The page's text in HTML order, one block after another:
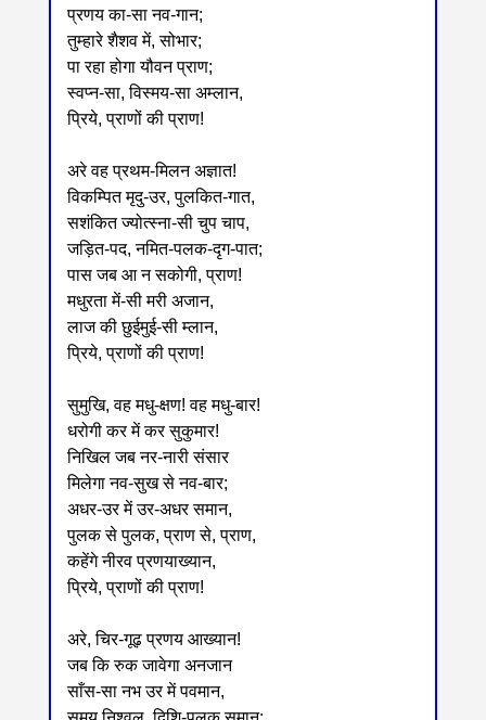
प्रणय का-सा नव-गान;
तुम्हारे शैशव में, सोभार;
पा रहा होगा यौवन प्राण;
स्वप्न-सा, विस्मय-सा अम्लान,
प्रिये, प्राणों की प्राण!
अरे वह प्रथम-मिलन अज्ञात!
विकम्पित मृदु-उर, पुलकित-गात,
सशंकित ज्योत्स्ना-सी चुप चाप,
जड़ित-पद, नमित-पलक-दृग-पात;
पास जब आ न सकोगी, प्राण!
मधुरता में-सी मरी अजान,
लाज की छुईमुई-सी म्लान,
प्रिये, प्राणों की प्राण!
सुमुखि, वह मधु-क्षण! वह मधु-बार!
धरोगी कर में कर सुकुमार!
निखिल जब नर-नारी संसार
मिलेगा नव-सुख से नव-बार;
अधर-उर में उर-अधर समान,
पुलक से पुलक, प्राण से, प्राण,
कहेंगे नीरव प्रणयाख्यान,
प्रिये, प्राणों की प्राण!
अरे, चिर-गूढ़ प्रणय आख्यान!
जब कि रुक जावेगा अनजान
साँस-सा नभ उर में पवमान,